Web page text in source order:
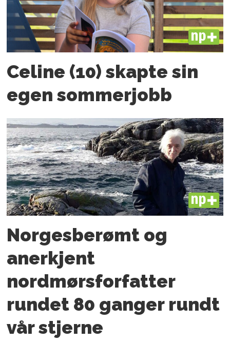
PLUS
Celine (10) skapte sin
egen sommerjobb
PLUS
Norgesberømt og
anerkjent
nordmørsforfatter
rundet 80 ganger rundt
vår stjerne